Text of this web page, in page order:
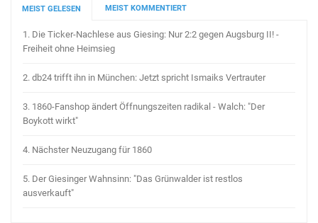
MEIST GELESEN MEIST KOMMENTIERT
1. Die Ticker-Nachlese aus Giesing: Nur 2:2 gegen Augsburg II! -
Freiheit ohne Heimsieg
2. db24 trifft ihn in München: Jetzt spricht Ismaiks Vertrauter
3. 1860-Fanshop ändert Öffnungszeiten radikal - Walch: "Der
Boykott wirkt"
4. Nächster Neuzugang für 1860
5. Der Giesinger Wahnsinn: "Das Grünwalder ist restlos
ausverkauft"